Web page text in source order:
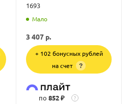
1693
Мало
3 407 р.
+ 102 бонусных рублей
на счет
?
по 852 ₽ ?